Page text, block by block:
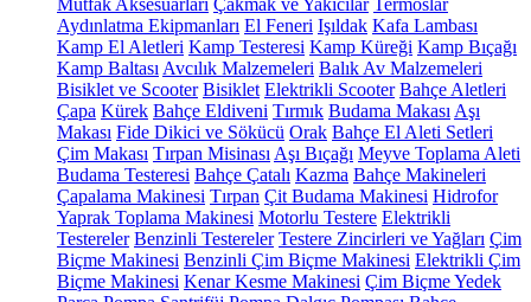
Mutfak Aksesuarları Çakmak ve Yakıcılar Termoslar
Aydınlatma Ekipmanları El Feneri Işıldak Kafa Lambası
Kamp El Aletleri Kamp Testeresi Kamp Küreği Kamp Bıçağı
Kamp Baltası Avcılık Malzemeleri Balık Av Malzemeleri
Bisiklet ve Scooter Bisiklet Elektrikli Scooter Bahçe Aletleri
Çapa Kürek Bahçe Eldiveni Tırmık Budama Makası Aşı
Makası Fide Dikici ve Sökücü Orak Bahçe El Aleti Setleri
Çim Makası Tırpan Misinası Aşı Bıçağı Meyve Toplama Aleti
Budama Testeresi Bahçe Çatalı Kazma Bahçe Makineleri
Çapalama Makinesi Tırpan Çit Budama Makinesi Hidrofor
Yaprak Toplama Makinesi Motorlu Testere Elektrikli
Testereler Benzinli Testereler Testere Zincirleri ve Yağları Çim
Biçme Makinesi Benzinli Çim Biçme Makinesi Elektrikli Çim
Biçme Makinesi Kenar Kesme Makinesi Çim Biçme Yedek